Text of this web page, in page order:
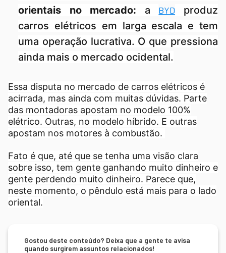
orientais no mercado: a BYD
produz
carros elétricos em larga escala e tem
uma operação lucrativa. O que pressiona
ainda mais o mercado ocidental.
Essa disputa no mercado de carros elétricos é
acirrada, mas ainda com muitas dúvidas. Parte
das montadoras apostam no modelo 100%
elétrico. Outras, no modelo híbrido. E outras
apostam nos motores à combustão.
Fato é que, até que se tenha uma visão clara
sobre isso, tem gente ganhando muito dinheiro e
gente perdendo muito dinheiro. Parece que,
neste momento, o pêndulo está mais para o lado
oriental.
Gostou deste conteúdo? Deixa que a gente te avisa
quando surgirem assuntos relacionados!